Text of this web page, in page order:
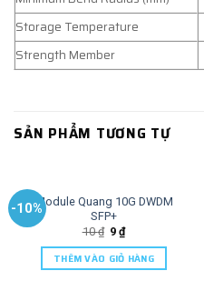
Storage Temperature
Strength Member
SẢN PHẨM TƯƠNG TỰ
-10%Module Quang 10G DWDM
SFP+
10₫ 9₫
THÊM VÀO GIỎ HÀNG